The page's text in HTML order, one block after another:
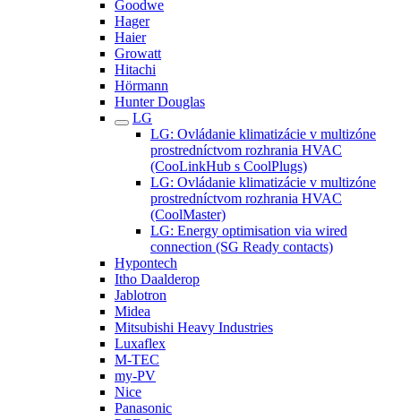
Goodwe
Hager
Haier
Growatt
Hitachi
Hörmann
Hunter Douglas
LG
LG: Ovládanie klimatizácie v multizóne
prostredníctvom rozhrania HVAC
(CooLinkHub s CoolPlugs)
LG: Ovládanie klimatizácie v multizóne
prostredníctvom rozhrania HVAC
(CoolMaster)
LG: Energy optimisation via wired
connection (SG Ready contacts)
Hypontech
Itho Daalderop
Jablotron
Midea
Mitsubishi Heavy Industries
Luxaflex
M-TEC
my-PV
Nice
Panasonic